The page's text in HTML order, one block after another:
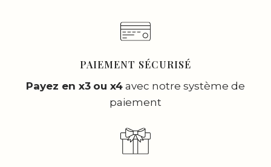
PAIEMENT SÉCURISÉ
Payez en x3 ou x4avec notre système de
paiement